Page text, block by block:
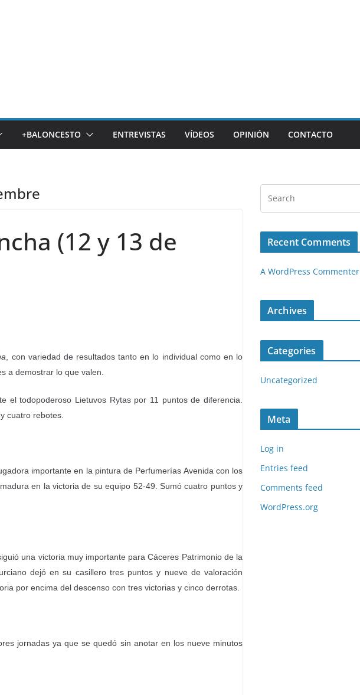
+BALONCESTO ENTREVISTAS VÍDEOS OPINIÓN CONTACTO
(12 y 13 de
, con variedad de resultados tanto en lo individual como en lo
a demostrar lo que valen.
el todopoderoso Lietuvos Rytas por 11 puntos de diferencia.
cuatro rebotes.
importante en la pintura de Perfumerías Avenida con los
en la victoria de su equipo 52-49. Sumó cuatro puntos y
una victoria muy importante para Cáceres Patrimonio de la
dejó en su casillero tres puntos y nueve de valoración
por encima del descenso con tres victorias y cinco derrotas.
jornadas ya que se quedó sin anotar en los nueve minutos
Recent Comments
A WordPress Commenter
Archives
Categories
Uncategorized
Meta
Log in
Entries feed
Comments feed
WordPress.org